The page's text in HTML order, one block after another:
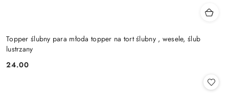
Topper ślubny para młoda topper na tort ślubny , wesele, ślub
lustrzany
Cena:
24.00